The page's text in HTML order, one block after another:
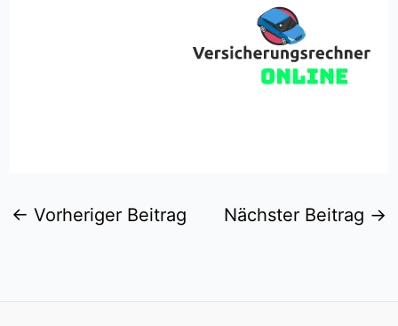
← Vorheriger Beitrag Nächster Beitrag →